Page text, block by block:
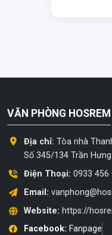
VĂN PHÒNG HOSREM
Địa chỉ: Tòa nhà
Số 345/134 Trần Hưng
Điện Thoại: 0933 456
Email:
Website: https://
Facebook: Fanpage